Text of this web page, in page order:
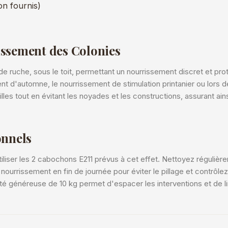
fournis)
des Colonies
ruche, sous le toit, permettant un nourrissement discret et
d'automne, le nourrissement de stimulation printanier ou lors
tout en évitant les noyades et les constructions, assurant
les 2 cabochons E211 prévus à cet effet. Nettoyez
en fin de journée pour éviter le pillage et
généreuse de 10 kg permet d'espacer les interventions et de